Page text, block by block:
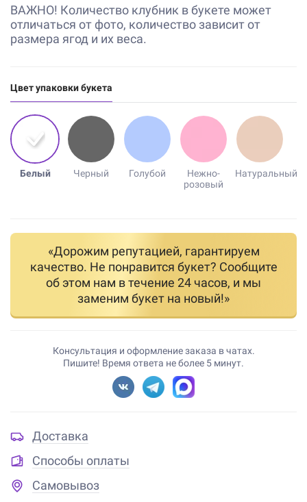
ВАЖНО! Количество клубник в букете может
отличаться от фото, количество зависит от
размера ягод и их веса.
Цвет упаковки букета
Белый Черный Голубой
Нежно-
розовый
Натуральный
«Дорожим репутацией, гарантируем
качество. Не понравится букет? Сообщите
об этом нам в течение 24 часов, и мы
заменим букет на новый!»
Консультация и оформление заказа в чатах.
Пишите! Время ответа не более 5 минут.
Доставка
Способы оплаты
Самовывоз